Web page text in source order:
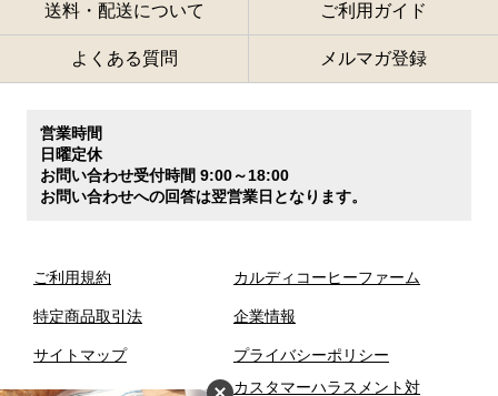
送料・配送について ご利用ガイド
よくある質問 メルマガ登録
営業時間
日曜定休
お問い合わせ受付時間 9:00～18:00
お問い合わせへの回答は翌営業日となります。
ご利用規約
特定商品取引法
サイトマップ
カルディコーヒーファーム
企業情報
プライバシーポリシー
カスタマーハラスメント対